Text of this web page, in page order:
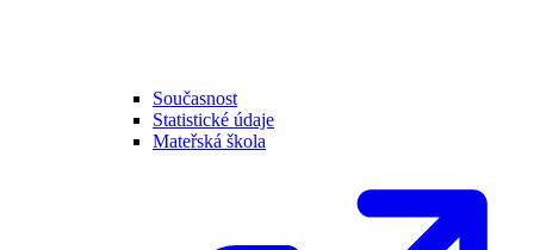
Současnost
Statistické údaje
Mateřská škola